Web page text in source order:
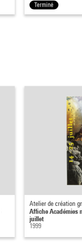
Terminé
Atelier de création
Affiche Académies
juillet
1999